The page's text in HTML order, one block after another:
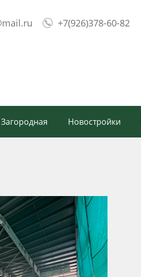
+7(926)378-60-82
Загородная Новостройки